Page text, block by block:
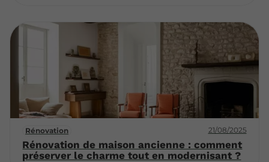
Rénovation 21/08/2025
Rénovation de maison ancienne : comment
préserver le charme tout en modernisant ?